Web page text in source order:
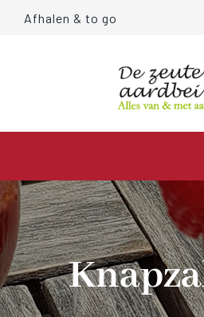
Afhalen & to go
HOME
OVER ONS
AARDBEIEN